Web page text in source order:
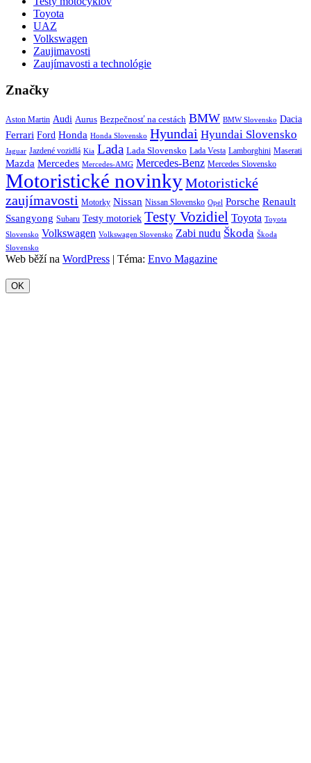
Toyota
UAZ
Volkswagen
Zaujimavosti
Zaujímavosti a technológie
Značky
Aston Martin Audi Aurus Bezpečnosť na cestách BMW BMW Slovensko Dacia
Ferrari Ford Honda Honda Slovensko Hyundai Hyundai Slovensko
Jaguar Jazdené vozidlá Kia Lada Lada Slovensko Lada Vesta Lamborghini Maserati
Mazda Mercedes Mercedes-AMG Mercedes-Benz Mercedes Slovensko
Motoristické novinkyMotoristické
zaujímavosti Motorky Nissan Nissan Slovensko Opel Porsche Renault
Ssangyong Subaru Testy motoriek Testy Vozidiel Toyota Toyota
Slovensko Volkswagen Volkswagen Slovensko Zabi nudu Škoda Škoda
Slovensko
Web běží na WordPress | Téma: Envo Magazine
OK